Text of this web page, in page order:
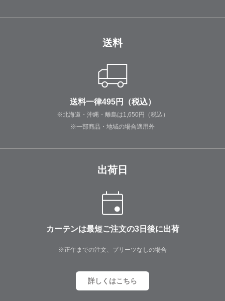
送料
送料一律495円（税込）
※北海道・沖縄・離島は1,650円（税込）
※一部商品・地域の場合適用外
出荷日
カーテンは最短ご注文の3日後に出荷
※正午までの注文、プリーツなしの場合
詳しくはこちら